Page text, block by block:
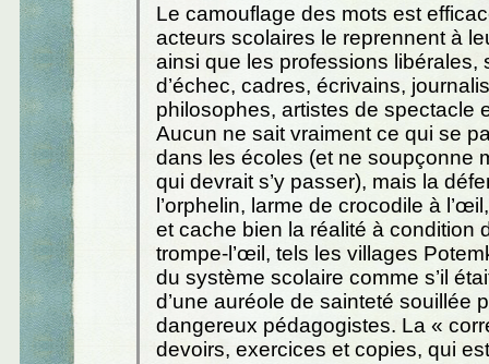
Le camouflage des mots est
acteurs scolaires le reprennent à
ainsi que les professions libérales,
d’échec, cadres, écrivains,
philosophes, artistes de spectacle
Aucun ne sait vraiment ce qui se
dans les écoles (et ne soupçonne
qui devrait s’y passer), mais la
l’orphelin, larme de crocodile à
et cache bien la réalité à condition
trompe-l’œil, tels les villages
du système scolaire comme s’il
d’une auréole de sainteté souillée
dangereux pédagogistes. La «
devoirs, exercices et copies, qui